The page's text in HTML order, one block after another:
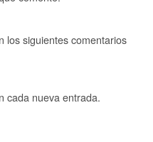
los siguientes comentarios
cada nueva entrada.